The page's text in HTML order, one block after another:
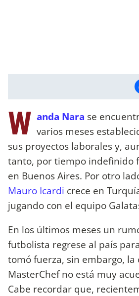
W anda Nara se
varios meses
sus proyectos laborales y,
tanto, por tiempo indefinido
en Buenos Aires. Por otro
Mauro Icardi crece en
jugando con el equipo
En los últimos meses un
futbolista regrese al país
tomó fuerza, sin embargo, la
MasterChef no está muy
Cabe recordar que,